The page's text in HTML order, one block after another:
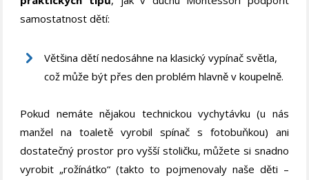
samostatnost dětí:
Většina dětí nedosáhne na klasický vypínač světla,
což může být přes den problém hlavně v koupelně.
Pokud nemáte nějakou technickou vychytávku (u nás
manžel na toaletě vyrobil spínač s fotobuňkou) ani
dostatečný prostor pro vyšší stoličku, můžete si snadno
vyrobit „rožínátko“ (takto to pojmenovaly naše děti –